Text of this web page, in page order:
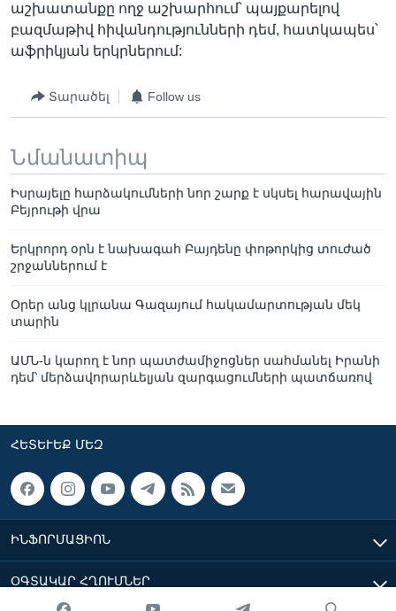
աշխատանքը ողջ աշխարհում՝ պայքարելով
բազմաթիվ հիվանդությունների դեմ, հատկապես՝
աֆրիկյան երկրներում:
Տարածել Follow us
Նմանատիպ
Իսրայելը հարձակումների նոր շարք է սկսել հարավային
Բեյրութի վրա
Երկրորդ օրն է նախագահ Բայդենը փոթորկից տուժած
շրջաններում է
Օրեր անց կլրանա Գազայում հակամարտության մեկ
տարին
ԱՄՆ-ն կարող է նոր պատժամիջոցներ սահմանել Իրանի
դեմ՝ մերձավորարևելյան զարգացումների պատճառով
ՀԵՏԵՒԵՔ ՄԵԶ
ԻՆՖՈՐՄԱՑԻՈՆ
ՕԳՏԱԿԱՐ ՀՂՈՒՄՆԵՐ